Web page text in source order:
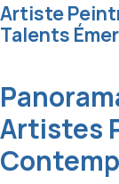
Artiste
Talents
Artistes